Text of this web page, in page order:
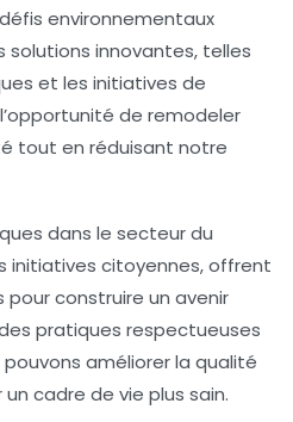
environnementaux
solutions innovantes, telles
et les initiatives de
de remodeler
tout en réduisant notre
dans le secteur du
initiatives citoyennes, offrent
construire un avenir
pratiques respectueuses
améliorer la qualité
cadre de vie plus sain.